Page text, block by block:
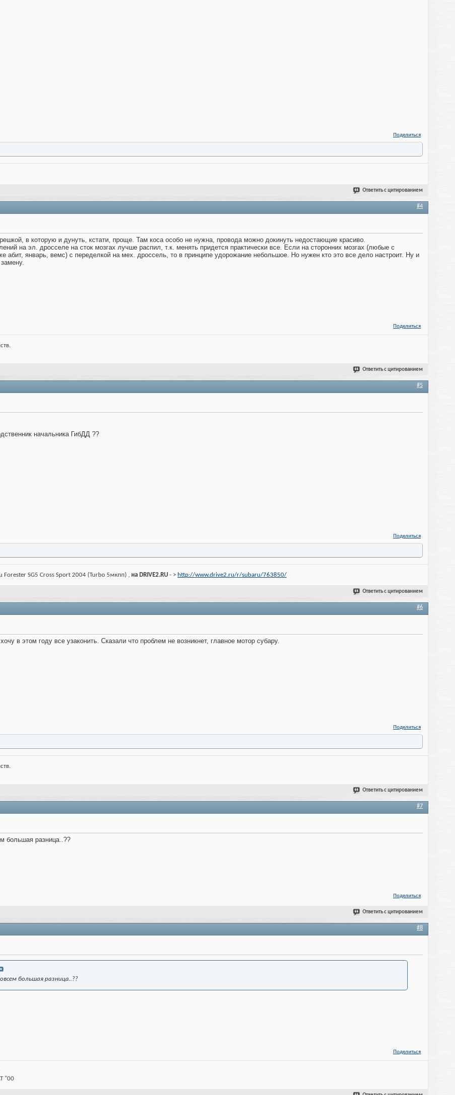
Поделиться
Ответить с цитированием
#4
в которую и дунуть, кстати, проще. Там коса особо не нужна, провода можно докинуть недостающие красиво.
на эл. дросселе на сток мозгах лучше распил, т.к. менять придется практически все. Если на сторонних мозгах (любые с
абит, январь, вемс) с переделкой на мех. дроссель, то в принципе удорожание небольшое. Но нужен кто это все дело настроит. Ну и
Поделиться
Ответить с цитированием
#5
начальника ГибДД ??
Поделиться
Forester SG5 Cross Sport 2004 (Turbo 5мкпп) , на DRIVE2.RU - > http://www.drive2.ru/r/subaru/763850/
Ответить с цитированием
#6
в этом году все узаконить. Сказали что проблем не возникнет, главное мотор субару.
Поделиться
Ответить с цитированием
#7
большая разница..??
Поделиться
Ответить с цитированием
#8
большая разница..??
Поделиться
"00